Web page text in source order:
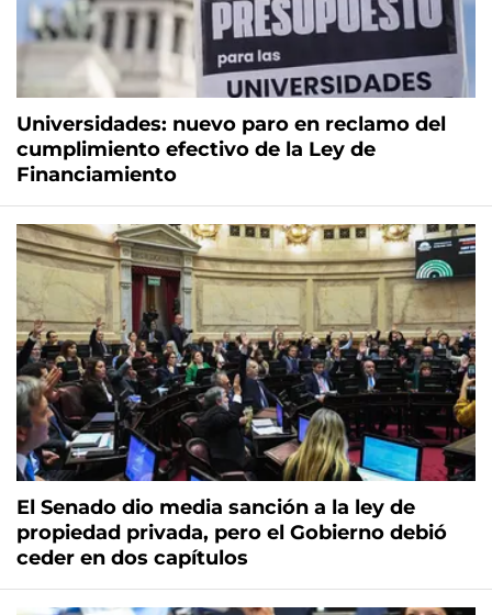
Universidades: nuevo paro en reclamo del
cumplimiento efectivo de la Ley de
Financiamiento
El Senado dio media sanción a la ley de
propiedad privada, pero el Gobierno debió
ceder en dos capítulos